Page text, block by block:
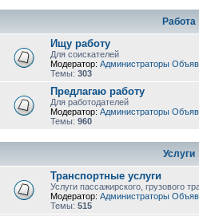
Работа
Ищу работу
Для соискателей
Модератор: Администраторы
Темы: 303
Предлагаю работу
Для работодателей
Модератор: Администраторы
Темы: 960
Услуги
Транспортные услуги
Услуги пассажирского, грузового
Модератор: Администраторы
Темы: 515